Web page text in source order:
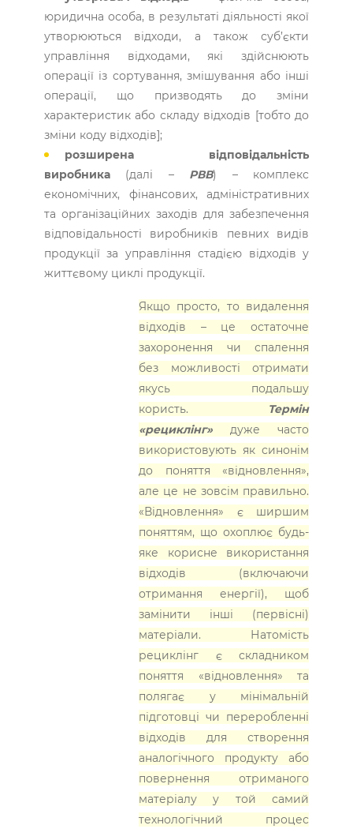
юридична особа, в результаті діяльності якої
утворюються відходи, а також суб’єкти
управління відходами, які здійснюють
операції із сортування, змішування або інші
операції, що призводять до зміни
характеристик або складу відходів [тобто до
зміни коду відходів];
розширена відповідальність
виробника(далі – РВВ) – комплекс
економічних, фінансових, адміністративних
та організаційних заходів для забезпечення
відповідальності виробників певних видів
продукції за управління стадією відходів у
життєвому циклі продукції.
Якщо просто, то видалення
відходів – це остаточне
захоронення чи спалення
без можливості отримати
якусь подальшу
користь. Термін
«рециклінг»дуже часто
використовують як синонім
до поняття «відновлення»,
але це не зовсім правильно.
«Відновлення» є ширшим
поняттям, що охоплює будь-
яке корисне використання
відходів (включаючи
отримання енергії), щоб
замінити інші (первісні)
матеріали. Натомість
рециклінг є складником
поняття «відновлення» та
полягає у мінімальній
підготовці чи переробленні
відходів для створення
аналогічного продукту або
повернення отриманого
матеріалу у той самий
технологічний процес